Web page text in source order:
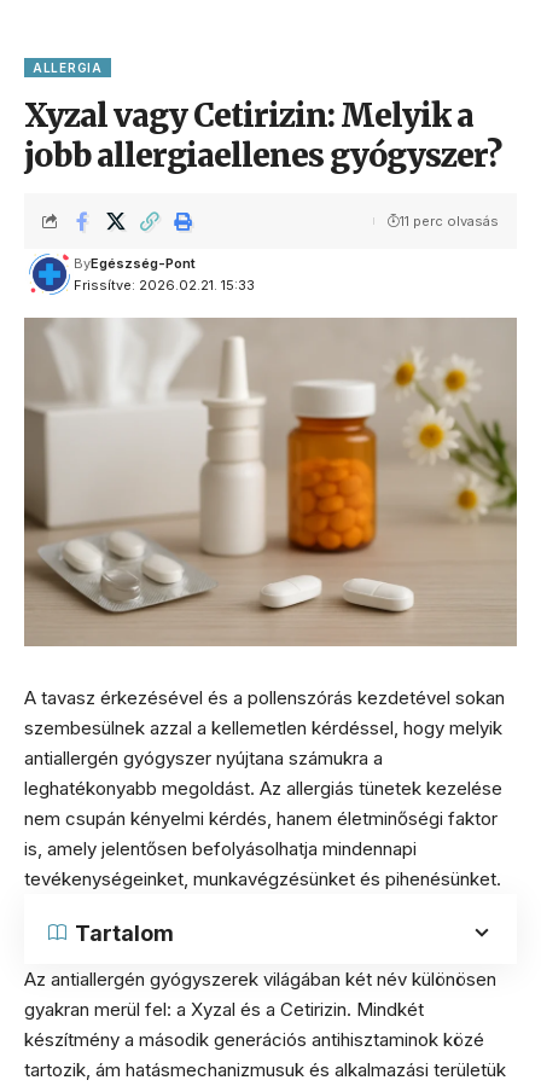
ALLERGIA
Xyzal vagy Cetirizin: Melyik a
jobb allergiaellenes gyógyszer?
Frissítve: 2026.02.21. 15:33
ByEgészség-Pont
11 perc olvasás
A tavasz érkezésével és a pollenszórás kezdetével sokan
szembesülnek azzal a kellemetlen kérdéssel, hogy melyik
antiallergén gyógyszer nyújtana számukra a
leghatékonyabb megoldást. Az allergiás tünetek kezelése
nem csupán kényelmi kérdés, hanem életminőségi faktor
is, amely jelentősen befolyásolhatja mindennapi
tevékenységeinket, munkavégzésünket és pihenésünket.
Tartalom
Az antiallergén gyógyszerek világában két név különösen
gyakran merül fel: a Xyzal és a Cetirizin. Mindkét
készítmény a második generációs antihisztaminok közé
tartozik, ám hatásmechanizmusuk és alkalmazási területük